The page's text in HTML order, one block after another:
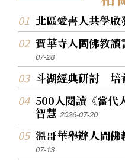
北區愛書人共學
寶華寺人間佛教
07-28
斗湖經典研討 培
500人閱讀《當
智慧2026-07-20
溫哥華舉辦人間
07-13